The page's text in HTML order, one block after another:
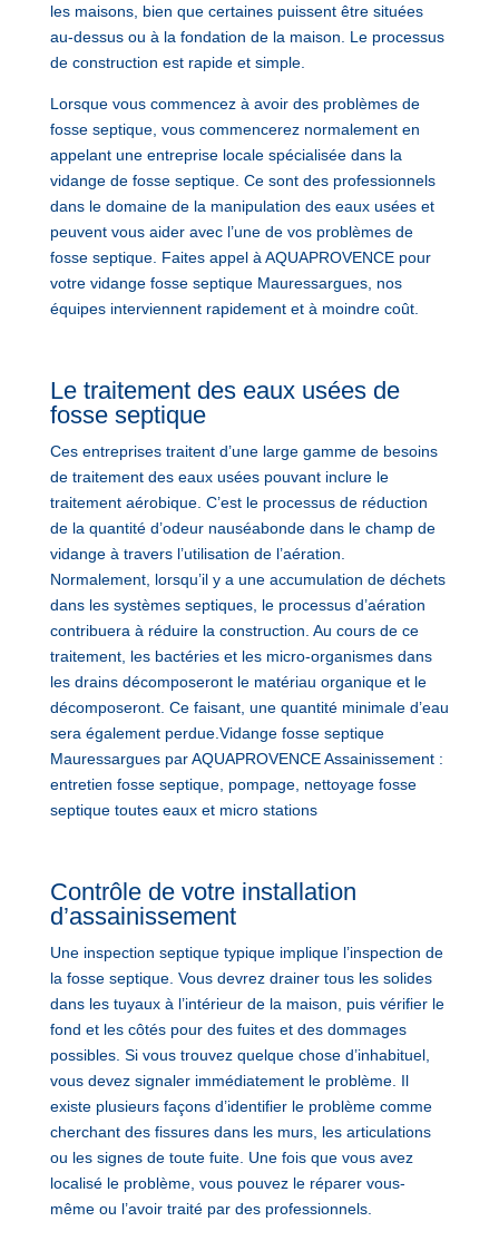
les maisons, bien que certaines puissent être situées
au-dessus ou à la fondation de la maison. Le processus
de construction est rapide et simple.
Lorsque vous commencez à avoir des problèmes de
fosse septique, vous commencerez normalement en
appelant une entreprise locale spécialisée dans la
vidange de fosse septique. Ce sont des professionnels
dans le domaine de la manipulation des eaux usées et
peuvent vous aider avec l’une de vos problèmes de
fosse septique. Faites appel à AQUAPROVENCE pour
votre vidange fosse septique Mauressargues, nos
équipes interviennent rapidement et à moindre coût.
Le traitement des eaux usées de
fosse septique
Ces entreprises traitent d’une large gamme de besoins
de traitement des eaux usées pouvant inclure le
traitement aérobique. C’est le processus de réduction
de la quantité d’odeur nauséabonde dans le champ de
vidange à travers l’utilisation de l’aération.
Normalement, lorsqu’il y a une accumulation de déchets
dans les systèmes septiques, le processus d’aération
contribuera à réduire la construction. Au cours de ce
traitement, les bactéries et les micro-organismes dans
les drains décomposeront le matériau organique et le
décomposeront. Ce faisant, une quantité minimale d’eau
sera également perdue.Vidange fosse septique
Mauressargues par AQUAPROVENCE Assainissement :
entretien fosse septique, pompage, nettoyage fosse
septique toutes eaux et micro stations
Contrôle de votre installation
d’assainissement
Une inspection septique typique implique l’inspection de
la fosse septique. Vous devrez drainer tous les solides
dans les tuyaux à l’intérieur de la maison, puis vérifier le
fond et les côtés pour des fuites et des dommages
possibles. Si vous trouvez quelque chose d’inhabituel,
vous devez signaler immédiatement le problème. Il
existe plusieurs façons d’identifier le problème comme
cherchant des fissures dans les murs, les articulations
ou les signes de toute fuite. Une fois que vous avez
localisé le problème, vous pouvez le réparer vous-
même ou l’avoir traité par des professionnels.